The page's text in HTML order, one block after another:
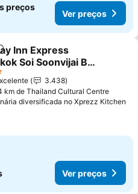
preços
Ver preços
aos favoritos
Inn Express
Soi Soonvijai By
3.438
km de Thailand Cultural Centre
diversificada no Xprezz Kitchen
Ver preços